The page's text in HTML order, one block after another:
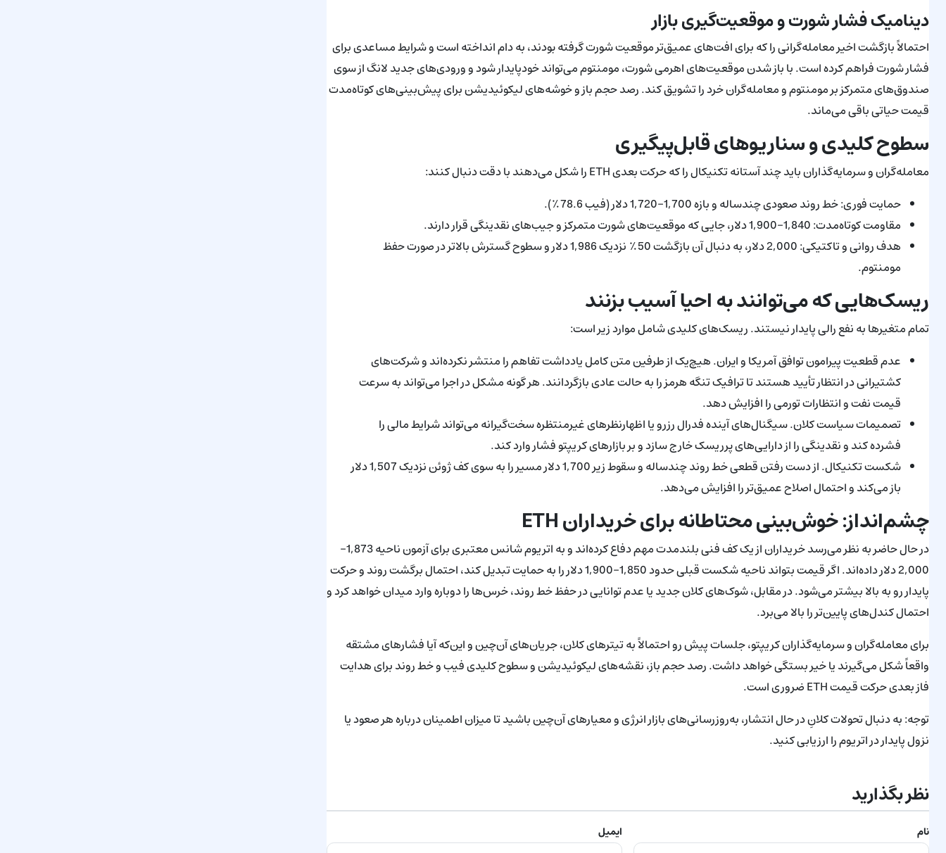
دینامیک فشار شورت و موقعیت‌گیری بازار
احتمالاً بازگشت اخیر معامله‌گرانی را که برای افت‌های عمیق‌تر موقعیت شورت گرفته بودند، به دام انداخته است و شرایط مساعدی برای
فشار شورت فراهم کرده است. با باز شدن موقعیت‌های اهرمی شورت، مومنتوم می‌تواند خودپایدار شود و ورودی‌های جدید لانگ از سوی
صندوق‌های متمرکز بر مومنتوم و معامله‌گران خرد را تشویق کند. رصد حجم باز و خوشه‌های لیکوئیدیشن برای پیش‌بینی‌های کوتاه‌مدت
قیمت حیاتی باقی می‌ماند.
سطوح کلیدی و سناریوهای قابل‌پیگیری
معامله‌گران و سرمایه‌گذاران باید چند آستانه تکنیکال را که حرکت بعدی ETH را شکل می‌دهند با دقت دنبال کنند:
حمایت فوری: خط روند صعودی چندساله و بازه 1,700–1,720 دلار (فیب 78.6٪).
مقاومت کوتاه‌مدت: 1,840–1,900 دلار، جایی که موقعیت‌های شورت متمرکز و جیب‌های نقدینگی قرار دارند.
هدف روانی و تاکتیکی: 2,000 دلار، به دنبال آن بازگشت 50٪ نزدیک 1,986 دلار و سطوح گسترش بالاتر در صورت حفظ
مومنتوم.
ریسک‌هایی که می‌توانند به احیا آسیب بزنند
تمام متغیرها به نفع رالی پایدار نیستند. ریسک‌های کلیدی شامل موارد زیر است:
عدم قطعیت پیرامون توافق آمریکا و ایران. هیچ‌یک از طرفین متن کامل یادداشت تفاهم را منتشر نکرده‌اند و شرکت‌های
کشتیرانی در انتظار تأیید هستند تا ترافیک تنگه هرمز را به حالت عادی بازگردانند. هر گونه مشکل در اجرا می‌تواند به سرعت
قیمت نفت و انتظارات تورمی را افزایش دهد.
تصمیمات سیاست کلان. سیگنال‌های آینده فدرال رزرو یا اظهارنظرهای غیرمنتظره سخت‌گیرانه می‌تواند شرایط مالی را
فشرده کند و نقدینگی را از دارایی‌های پرریسک خارج سازد و بر بازارهای کریپتو فشار وارد کند.
شکست تکنیکال. از دست رفتن قطعی خط روند چندساله و سقوط زیر 1,700 دلار مسیر را به سوی کف ژوئن نزدیک 1,507 دلار
باز می‌کند و احتمال اصلاح عمیق‌تر را افزایش می‌دهد.
چشم‌انداز: خوش‌بینی محتاطانه برای خریداران ETH
در حال حاضر به نظر می‌رسد خریداران از یک کف فنی بلندمدت مهم دفاع کرده‌اند و به اتریوم شانس معتبری برای آزمون ناحیه 1,873–
2,000 دلار داده‌اند. اگر قیمت بتواند ناحیه شکست قبلی حدود 1,850–1,900 دلار را به حمایت تبدیل کند، احتمال برگشت روند و حرکت
پایدار رو به بالا بیشتر می‌شود. در مقابل، شوک‌های کلان جدید یا عدم توانایی در حفظ خط روند، خرس‌ها را دوباره وارد میدان خواهد کرد و
احتمال کندل‌های پایین‌تر را بالا می‌برد.
برای معامله‌گران و سرمایه‌گذاران کریپتو، جلسات پیش رو احتمالاً به تیترهای کلان، جریان‌های آن‌چین و این‌که آیا فشارهای مشتقه
واقعاً شکل می‌گیرند یا خیر بستگی خواهد داشت. رصد حجم باز، نقشه‌های لیکوئیدیشن و سطوح کلیدی فیب و خط روند برای هدایت
فاز بعدی حرکت قیمت ETH ضروری است.
توجه: به دنبال تحولات کلانِ در حال انتشار، به‌روزرسانی‌های بازار انرژی و معیارهای آن‌چین باشید تا میزان اطمینان درباره هر صعود یا
نزول پایدار در اتریوم را ارزیابی کنید.
نظر بگذارید
نام ایمیل